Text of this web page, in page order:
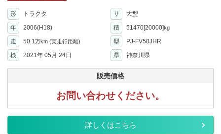
形 トラクタ サ
大型
年
2006(H18) 積 51470[20000]kg
走 50.1万km (実走行距離) 型
PJ-FV50JHR
検
2021年 05月 24日 県 神奈川県
販売価格
お問い合わせください。
詳しくはこちら